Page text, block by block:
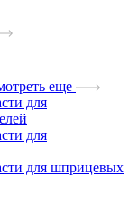
еще
для
для
для шприцевых